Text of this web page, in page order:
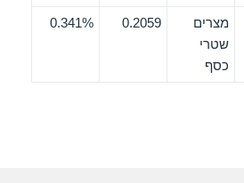
מצרים
שטרי
כסף
0.2059
0.341%